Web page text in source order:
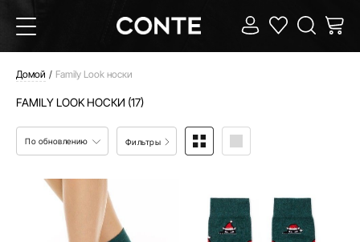
Домой Family Look носки
FAMILY LOOK НОСКИ (17)
По обновлению Фильтры